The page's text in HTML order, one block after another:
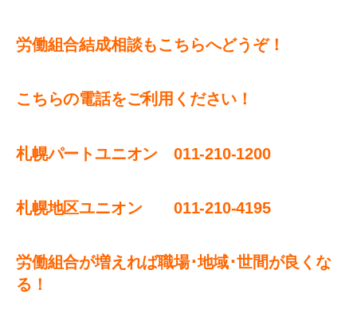
労働組合結成相談もこちらへどうぞ！
こちらの電話をご利用ください！
札幌パートユニオン 011‐210-1200
札幌地区ユニオン 011-210-4195
労働組合が増えれば職場･地域･世間が良くな
る！